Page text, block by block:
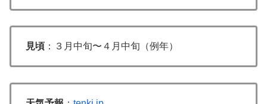
見頃 ：３月中旬〜４月中旬（例年）